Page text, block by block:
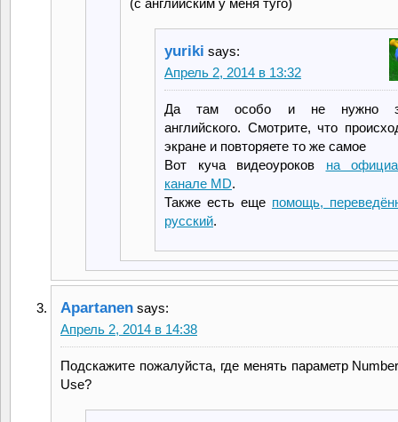
yuriki says:
Апрель 2, 2014 в 13:32
Да там особо и не нужно
английского. Смотрите, что
экране и повторяете то же самое
Вот куча видеоуроков на
канале MD.
Также есть еще помощь,
русский.
Apartanen says:
Апрель 2, 2014 в 14:38
Подскажите пожалуйста, где менять параметр
Use?